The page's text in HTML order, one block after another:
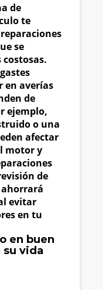
de
te
se
en averías
de
ejemplo,
o una
afectar
motor y
de
evitar
en tu
en buen
su vida